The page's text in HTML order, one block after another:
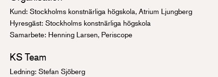
Kund: Stockholms konstnärliga högskola, Atrium Ljungberg
Hyresgäst: Stockholms konstnärliga högskola
Samarbete: Henning Larsen, Periscope
KS Team
Ledning: Stefan Sjöberg